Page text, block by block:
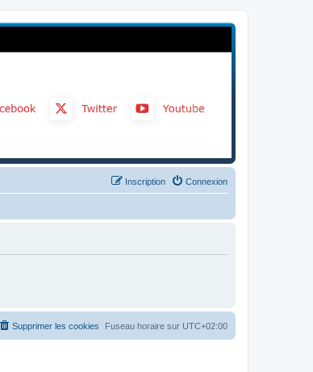
Connexion
Inscription
Fuseau horaire sur UTC+02:00
Supprimer les cookies